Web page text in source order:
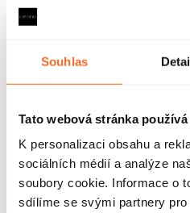
Souhlas
Tato webová stránka
K personalizaci obsahu a
sociálních médií a analýze
soubory cookie. Informace o
sdílíme se svými partnery
Recenze
Značka
Další inspirace